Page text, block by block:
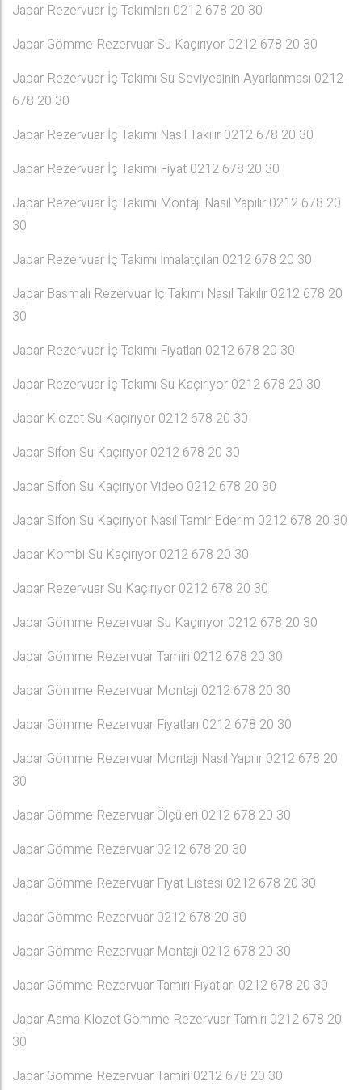
Japar Rezervuar İç Takımları 0212 678 20 30
Japar Gömme Rezervuar Su Kaçırıyor 0212 678 20 30
Japar Rezervuar İç Takımı Su Seviyesinin Ayarlanması 0212
678 20 30
Japar Rezervuar İç Takımı Nasıl Takılır 0212 678 20 30
Japar Rezervuar İç Takımı Fiyat 0212 678 20 30
Japar Rezervuar İç Takımı Montajı Nasıl Yapılır 0212 678 20
30
Japar Rezervuar İç Takımı İmalatçıları 0212 678 20 30
Japar Basmalı Rezervuar İç Takımı Nasıl Takılır 0212 678 20
30
Japar Rezervuar İç Takımı Fiyatları 0212 678 20 30
Japar Rezervuar İç Takımı Su Kaçırıyor 0212 678 20 30
Japar Klozet Su Kaçırıyor 0212 678 20 30
Japar Sifon Su Kaçırıyor 0212 678 20 30
Japar Sifon Su Kaçırıyor Video 0212 678 20 30
Japar Sifon Su Kaçırıyor Nasıl Tamir Ederim 0212 678 20 30
Japar Kombi Su Kaçırıyor 0212 678 20 30
Japar Rezervuar Su Kaçırıyor 0212 678 20 30
Japar Gömme Rezervuar Su Kaçırıyor 0212 678 20 30
Japar Gömme Rezervuar Tamiri 0212 678 20 30
Japar Gömme Rezervuar Montajı 0212 678 20 30
Japar Gömme Rezervuar Fiyatları 0212 678 20 30
Japar Gömme Rezervuar Montajı Nasıl Yapılır 0212 678 20
30
Japar Gömme Rezervuar Ölçüleri 0212 678 20 30
Japar Gömme Rezervuar 0212 678 20 30
Japar Gömme Rezervuar Fiyat Listesi 0212 678 20 30
Japar Gömme Rezervuar 0212 678 20 30
Japar Gömme Rezervuar Montajı 0212 678 20 30
Japar Gömme Rezervuar Tamiri Fiyatları 0212 678 20 30
Japar Asma Klozet Gömme Rezervuar Tamiri 0212 678 20
30
Japar Gömme Rezervuar Tamiri 0212 678 20 30